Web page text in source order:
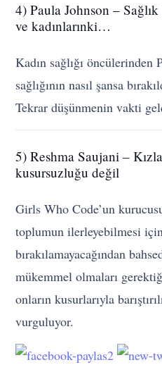
4) Paula Johnson –
ve kadınlarınki…
Kadın sağlığı öncülerinden
sağlığının nasıl şansa
Tekrar düşünmenin vakti
5) Reshma Saujani –
kusursuzluğu değil
Girls Who Code’un
toplumun ilerleyebilmesi için
bırakılamayacağından
mükemmel olmaları
onların kusurlarıyla
vurguluyor.